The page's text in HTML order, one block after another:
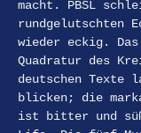
macht. PBSL
rundgelutschten
wieder eckig.
Quadratur des
deutschen Texte
blicken; die
ist bitter und